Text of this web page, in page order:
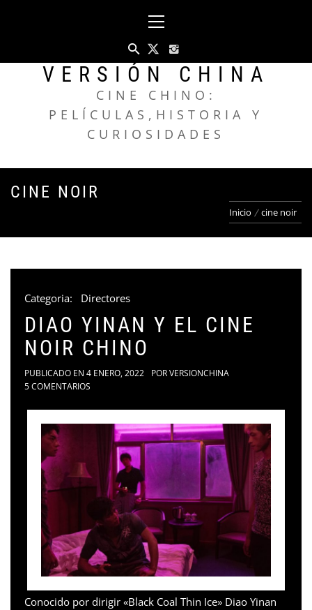
principal
VERSIÓN CHINA
CINE CHINO:
PELÍCULAS,HISTORIA Y
CURIOSIDADES
CINE NOIR
Inicio cine noir
Categoria: Directores
DIAO YINAN Y EL CINE
NOIR CHINO
PUBLICADO EN 4 ENERO, 2022 PORVERSIONCHINA
5 COMENTARIOS
Conocido por dirigir «Black Coal Thin Ice» Diao Yinan